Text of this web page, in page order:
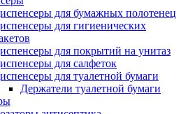
для бумажных полотенец
для гигиенических
для покрытий на унитаз
для салфеток
для туалетной бумаги
Держатели туалетной бумаги